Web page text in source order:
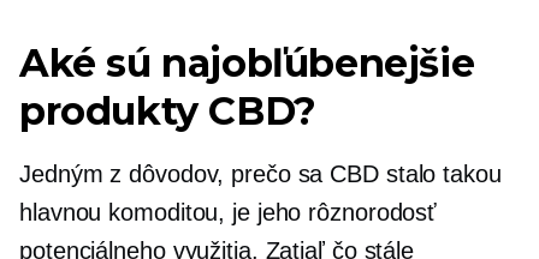
Aké sú najobľúbenejšie
produkty CBD?
Jedným z dôvodov, prečo sa CBD stalo takou
hlavnou komoditou, je jeho rôznorodosť
potenciálneho využitia. Zatiaľ čo stále